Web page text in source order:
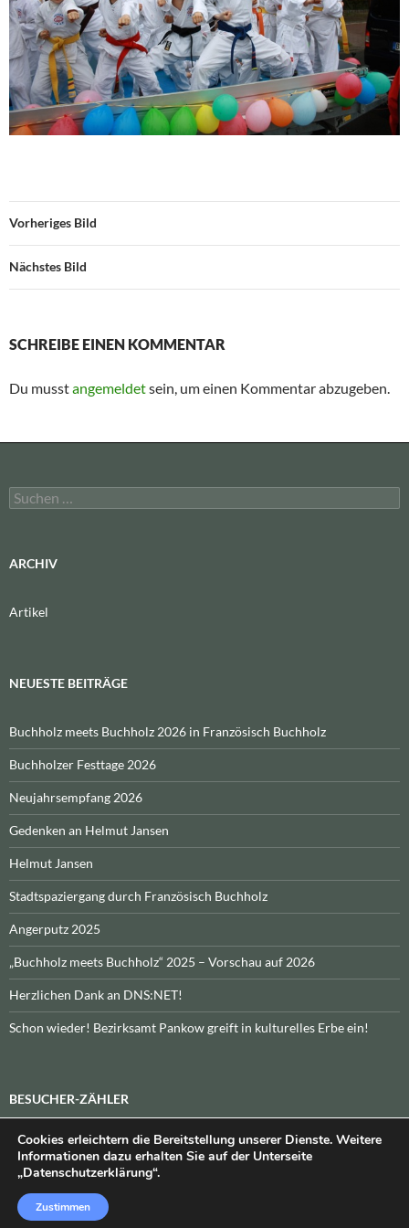
Vorheriges Bild
Nächstes Bild
SCHREIBE EINEN KOMMENTAR
Du musstangemeldetsein, um einen Kommentar abzugeben.
Suchen
nach:
ARCHIV
Artikel
NEUESTE BEITRÄGE
Buchholz meets Buchholz 2026 in Französisch Buchholz
Buchholzer Festtage 2026
Neujahrsempfang 2026
Gedenken an Helmut Jansen
Helmut Jansen
Stadtspaziergang durch Französisch Buchholz
Angerputz 2025
„Buchholz meets Buchholz“ 2025 – Vorschau auf 2026
Herzlichen Dank an DNS:NET!
Schon wieder! Bezirksamt Pankow greift in kulturelles Erbe ein!
BESUCHER-ZÄHLER
Heute:_\n\nInsgesamt:_
Datenschutzerklärung
Cookies erleichtern die Bereitstellung unserer Dienste. Weitere
Informationen dazu erhalten Sie auf der Unterseite
„Datenschutzerklärung“.
Zustimmen